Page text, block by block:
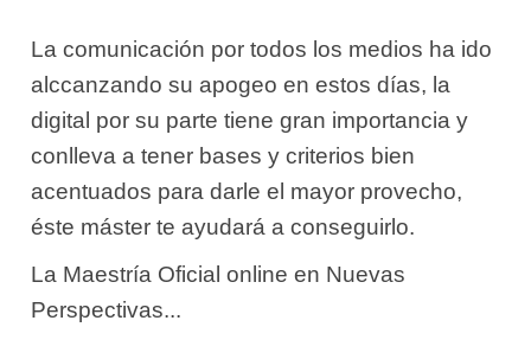
La comunicación por todos los medios ha ido
alccanzando su apogeo en estos días, la
digital por su parte tiene gran importancia y
conlleva a tener bases y criterios bien
acentuados para darle el mayor provecho,
éste máster te ayudará a conseguirlo.
La Maestría Oficial online en Nuevas
Perspectivas...